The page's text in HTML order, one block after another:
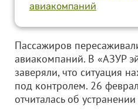
авиакомпаний
Пассажиров
авиакомпаний. В «АЗУР
заверяли, что ситуация
под контролем. 26
отчиталась об